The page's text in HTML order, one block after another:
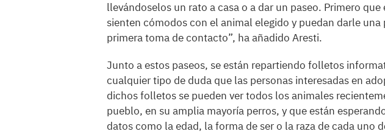
llevándoselos un rato a casa o a dar un paseo. Primero
sienten cómodos con el animal elegido y puedan darle una
primera toma de contacto”, ha añadido Aresti.
Junto a estos paseos, se están repartiendo folletos
cualquier tipo de duda que las personas interesadas en
dichos folletos se pueden ver todos los animales
pueblo, en su amplia mayoría perros, y que están
datos como la edad, la forma de ser o la raza de cada uno